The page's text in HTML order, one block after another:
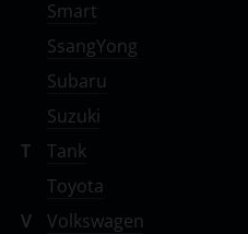
Smart
SsangYong
Subaru
Suzuki
T
Tank
Toyota
V
Volkswagen